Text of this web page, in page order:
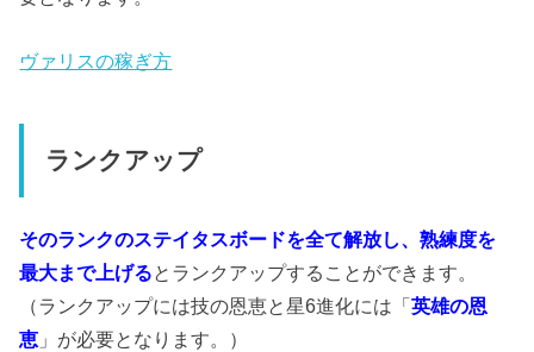
ヴァリスの稼ぎ方
ランクアップ
そのランクのステイタスボードを全て解放し、熟練度を
最大まで上げるとランクアップすることができます。
（ランクアップには技の恩恵と星6進化には「英雄の恩
恵 」が必要となります。）